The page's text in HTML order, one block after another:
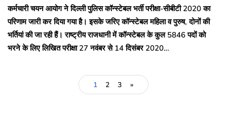
कर्मचारी चयन आयोग ने दिल्ली पुलिस कॉन्स्टेबल भर्ती परीक्षा-सीबीटी 2020 का
परिणाम जारी कर दिया गया है। इसके जरिए कॉन्स्टेबल महिला व पुरुष, दोनों की
भर्तियां की जा रही हैं। राष्ट्रीय राजधानी में कॉन्स्टेबल के कुल 5846 पदों को
भरने के लिए लिखित परीक्षा 27 नवंबर से 14 दिसंबर 2020…
1 2 3 »